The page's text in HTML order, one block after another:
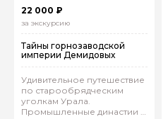
22 000 ₽
за экскурсию
Тайны горнозаводской
империи Демидовых
Удивительное путешествие
по старообрядческим
уголкам Урала.
Промышленные династии и